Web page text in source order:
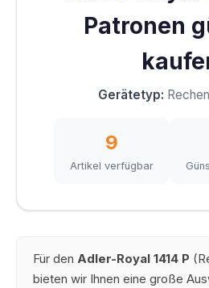
Patronen
Gerätetyp:
9
Artikel verfügbar
Für den Adler-Royal 1414 P
bieten wir Ihnen eine große